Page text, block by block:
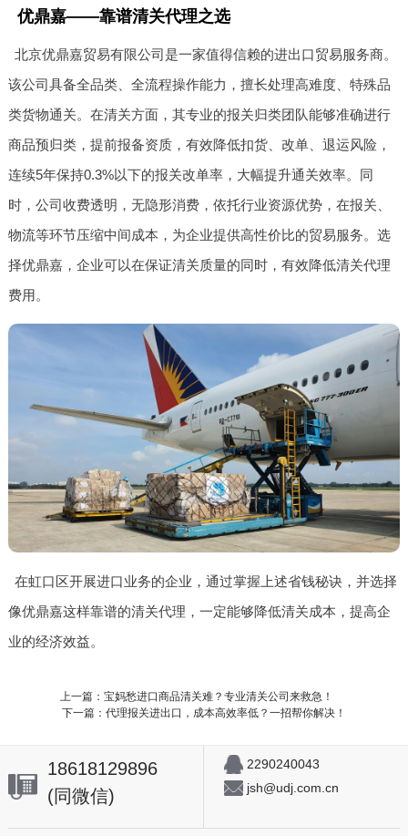
优鼎嘉——靠谱清关代理之选
北京优鼎嘉贸易有限公司是一家值得信赖的进出口贸易服务商。
该公司具备全品类、全流程操作能力，擅长处理高难度、特殊品
类货物通关。在清关方面，其专业的报关归类团队能够准确进行
商品预归类，提前报备资质，有效降低扣货、改单、退运风险，
连续5年保持0.3%以下的报关改单率，大幅提升通关效率。同
时，公司收费透明，无隐形消费，依托行业资源优势，在报关、
物流等环节压缩中间成本，为企业提供高性价比的贸易服务。选
择优鼎嘉，企业可以在保证清关质量的同时，有效降低清关代理
费用。
在虹口区开展进口业务的企业，通过掌握上述省钱秘诀，并选择
像优鼎嘉这样靠谱的清关代理，一定能够降低清关成本，提高企
业的经济效益。
上一篇：宝妈愁进口商品清关难？专业清关公司来救急！
下一篇：代理报关进出口，成本高效率低？一招帮你解决！
18618129896
(同微信)
2290240043
jsh@udj.com.cn